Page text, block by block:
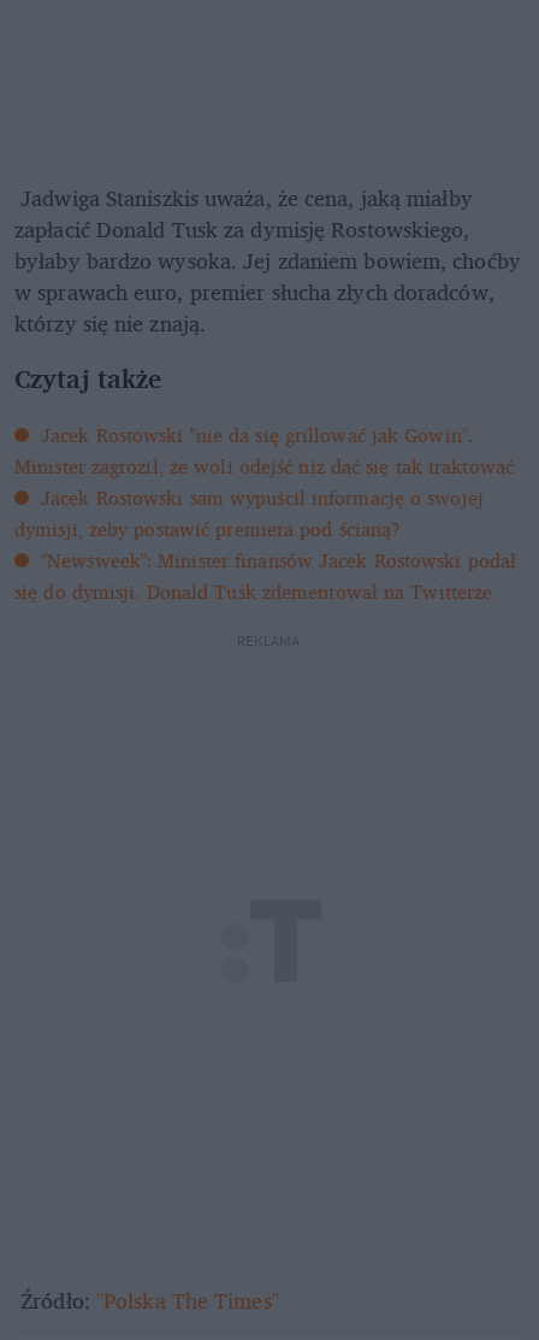
Jadwiga Staniszkis uważa, że cena, jaką miałby
zapłacić Donald Tusk za dymisję Rostowskiego,
byłaby bardzo wysoka. Jej zdaniem bowiem, choćby
w sprawach euro, premier słucha złych doradców,
którzy się nie znają.
Czytaj także
Jacek Rostowski "nie da się grillować jak Gowin".
Minister zagroził, że woli odejść niż dać się tak traktować
Jacek Rostowski sam wypuścił informację o swojej
dymisji, żeby postawić premiera pod ścianą?
"Newsweek": Minister finansów Jacek Rostowski podał
się do dymisji. Donald Tusk zdementował na Twitterze
REKLAMA
Źródło: "Polska The Times"